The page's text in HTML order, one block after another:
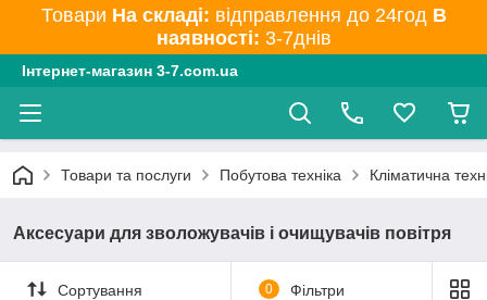
Товари На складі: відправлення до 24год В
наявності: 3-7днів
Інтернет-магазин 3-7.com.ua
Товари та послуги Побутова техніка Кліматична
Аксесуари для зволожувачів і очищувачів повітря
Сортування 0 Фільтри